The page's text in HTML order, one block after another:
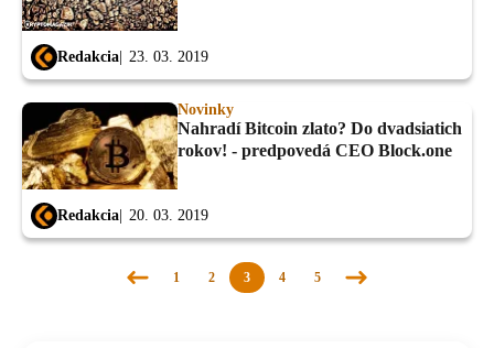
Redakcia 23. 03. 2019
Novinky
Nahradí Bitcoin zlato? Do dvadsiatich
rokov! - predpovedá CEO Block.one
Redakcia 20. 03. 2019
Predchádzajúca
1 2 3 4 5
Nasledujúca